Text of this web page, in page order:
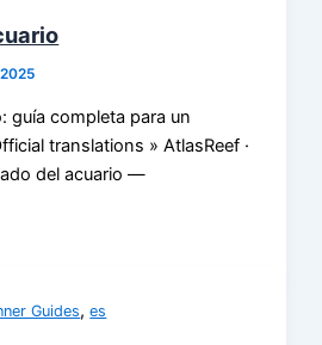
guía completa para un
translations » AtlasReef ·
del acuario —
Guides,es